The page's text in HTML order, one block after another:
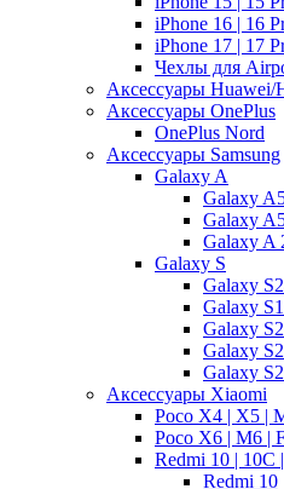
iPhone 16 | 16
iPhone 17 | 17
Чехлы для
Аксессуары Huawei/
Аксессуары OnePlus
OnePlus Nord
Аксессуары Samsung
Galaxy A
Galaxy
Galaxy
Galaxy A
Galaxy S
Galaxy
Galaxy
Galaxy
Galaxy
Galaxy
Аксессуары Xiaomi
Poco X4 | X5 |
Poco X6 | M6 |
Redmi 10 | 10C
Redmi 10